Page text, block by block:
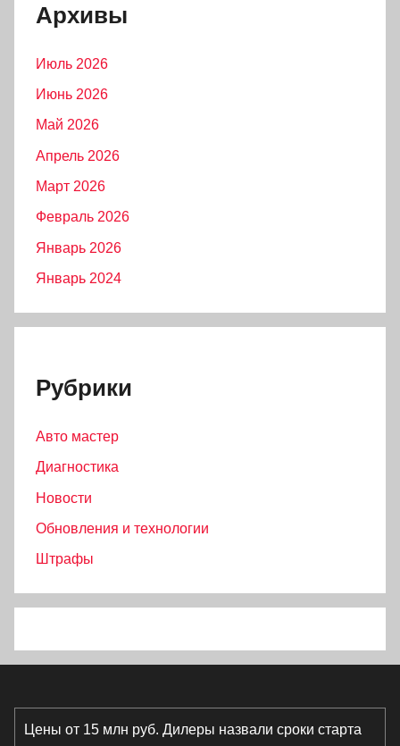
Архивы
Июль 2026
Июнь 2026
Май 2026
Апрель 2026
Март 2026
Февраль 2026
Январь 2026
Январь 2024
Рубрики
Авто мастер
Диагностика
Новости
Обновления и технологии
Штрафы
Цены от 15 млн руб. Дилеры назвали сроки старта